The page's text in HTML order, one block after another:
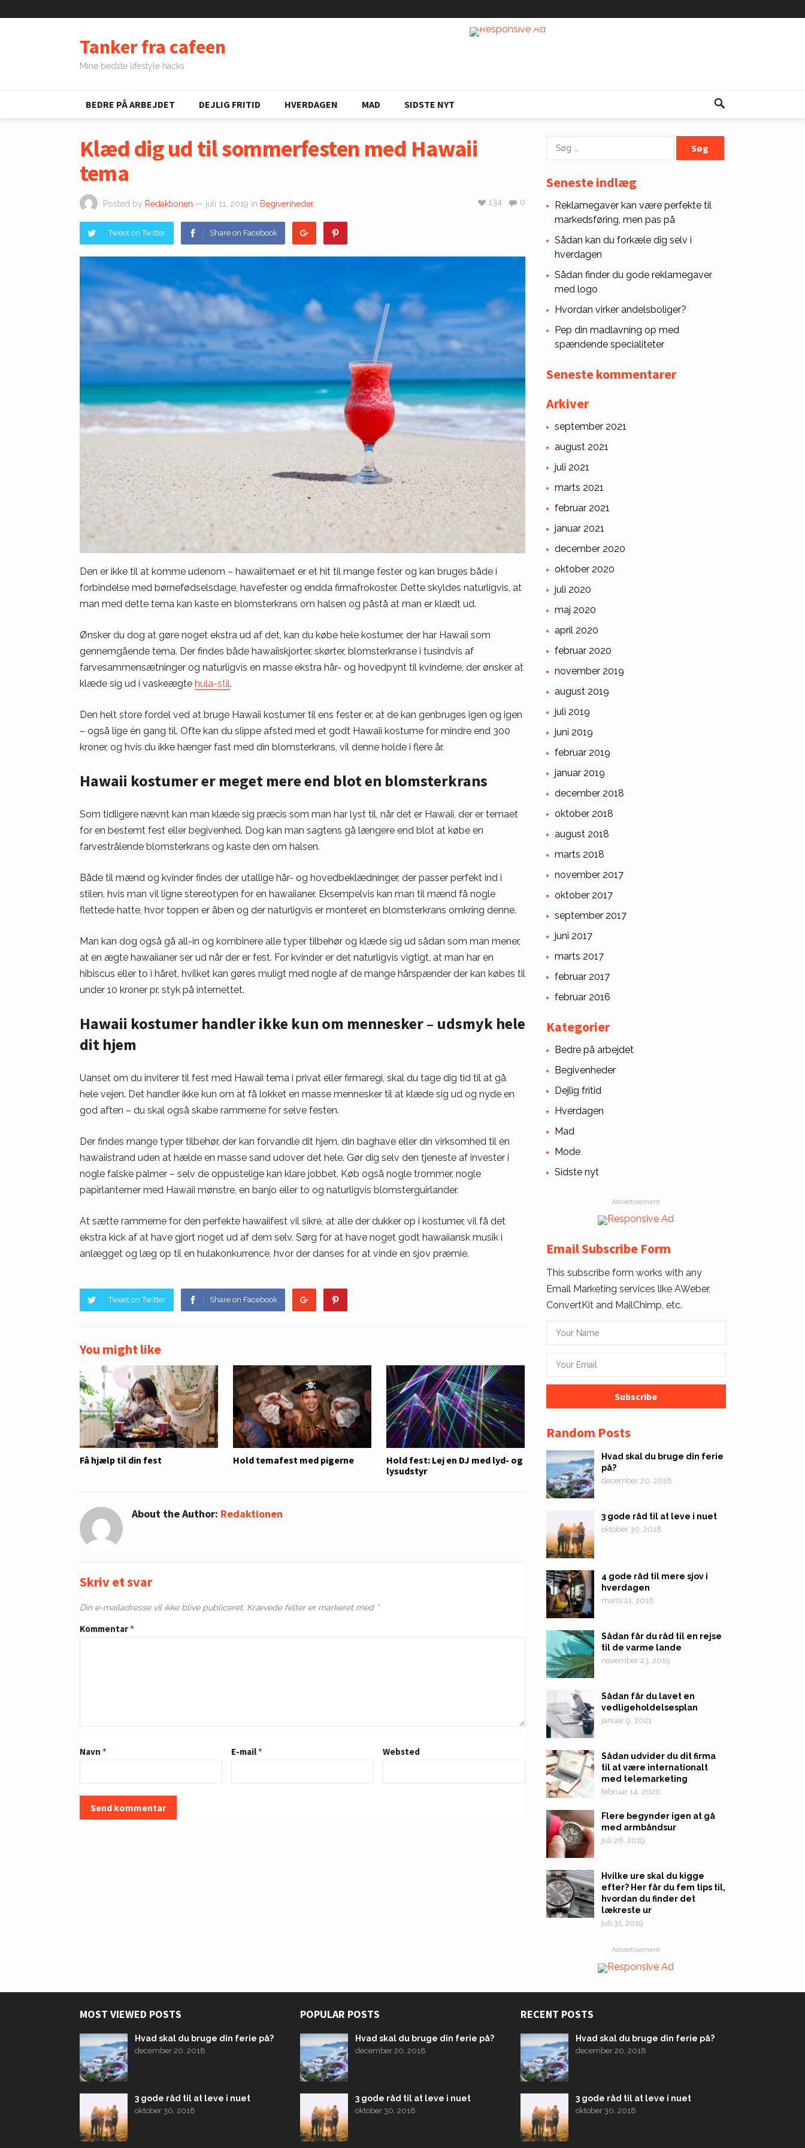
Tanker fra cafeen
Mine bedste lifestyle hacks
BEDRE PÅ ARBEJDET DEJLIG FRITID HVERDAGEN MAD SIDSTE NYT
Klæd dig ud til sommerfesten med Hawaii
tema
Posted by Redaktionen — juli 11, 2019 in Begivenheder 0
134
Tweet on Twitter Share on Facebook
Den er ikke til at komme udenom – hawaiitemaet er et hit til mange fester og kan bruges både i
forbindelse med børnefødselsdage, havefester og endda firmafrokoster. Dette skyldes naturligvis, at
man med dette tema kan kaste en blomsterkrans om halsen og påstå at man er klædt ud.
Ønsker du dog at gøre noget ekstra ud af det, kan du købe hele kostumer, der har Hawaii som
gennemgående tema. Der findes både hawaiiskjorter, skørter, blomsterkranse i tusindvis af
farvesammensætninger og naturligvis en masse ekstra hår- og hovedpynt til kvinderne, der ønsker at
klæde sig ud i vaskeægte hula-stil.
Den helt store fordel ved at bruge Hawaii kostumer til ens fester er, at de kan genbruges igen og igen
– også lige én gang til. Ofte kan du slippe afsted med et godt Hawaii kostume for mindre end 300
kroner, og hvis du ikke hænger fast med din blomsterkrans, vil denne holde i flere år.
Hawaii kostumer er meget mere end blot en blomsterkrans
Som tidligere nævnt kan man klæde sig præcis som man har lyst til, når det er Hawaii, der er temaet
for en bestemt fest eller begivenhed. Dog kan man sagtens gå længere end blot at købe en
farvestrålende blomsterkrans og kaste den om halsen.
Både til mænd og kvinder findes der utallige hår- og hovedbeklædninger, der passer perfekt ind i
stilen, hvis man vil ligne stereotypen for en hawaiianer. Eksempelvis kan man til mænd få nogle
flettede hatte, hvor toppen er åben og der naturligvis er monteret en blomsterkrans omkring denne.
Man kan dog også gå all-in og kombinere alle typer tilbehør og klæde sig ud sådan som man mener,
at en ægte hawaiianer ser ud når der er fest. For kvinder er det naturligvis vigtigt, at man har en
hibiscus eller to i håret, hvilket kan gøres muligt med nogle af de mange hårspænder der kan købes til
under 10 kroner pr. styk på internettet.
Hawaii kostumer handler ikke kun om mennesker – udsmyk hele
dit hjem
Uanset om du inviterer til fest med Hawaii tema i privat eller firmaregi, skal du tage dig tid til at gå
hele vejen. Det handler ikke kun om at få lokket en masse mennesker til at klæde sig ud og nyde en
god aften – du skal også skabe rammerne for selve festen.
Der findes mange typer tilbehør, der kan forvandle dit hjem, din baghave eller din virksomhed til en
hawaiistrand uden at hælde en masse sand udover det hele. Gør dig selv den tjeneste af invester i
nogle falske palmer – selv de oppustelige kan klare jobbet. Køb også nogle trommer, nogle
papirlanterner med Hawaii mønstre, en banjo eller to og naturligvis blomsterguirlander.
At sætte rammerne for den perfekte hawaiifest vil sikre, at alle der dukker op i kostumer, vil få det
ekstra kick af at have gjort noget ud af dem selv. Sørg for at have noget godt hawaiiansk musik i
anlægget og læg op til en hulakonkurrence, hvor der danses for at vinde en sjov præmie.
Tweet on Twitter Share on Facebook
You might like
Få hjælp til din fest Hold temafest med pigerne
Hold fest: Lej en DJ med lyd- og
lysudstyr
About the Author: Redaktionen
Skriv et svar
Din e-mailadresse vil ikke blive publiceret. Krævede felter er markeret med *
Kommentar*
Navn * E-mail* Websted
Søg
Seneste indlæg
Reklamegaver kan være perfekte til
markedsføring, men pas på
Sådan kan du forkæle dig selv i
hverdagen
Sådan finder du gode reklamegaver
med logo
Hvordan virker andelsboliger?
Pep din madlavning op med
spændende specialiteter
Seneste kommentarer
Arkiver
september 2021
august 2021
juli 2021
marts 2021
februar 2021
januar 2021
december 2020
oktober 2020
juli 2020
maj 2020
april 2020
februar 2020
november 2019
august 2019
juli 2019
juni 2019
februar 2019
januar 2019
december 2018
oktober 2018
august 2018
marts 2018
november 2017
oktober 2017
september 2017
juni 2017
marts 2017
februar 2017
februar 2016
Kategorier
Bedre på arbejdet
Begivenheder
Dejlig fritid
Hverdagen
Mad
Mode
Sidste nyt
Advertisement
Email Subscribe Form
This subscribe form works with any
Email Marketing services like AWeber,
ConvertKit and MailChimp, etc.
Random Posts
Hvad skal du bruge din ferie
på?
december 20, 2018
3 gode råd til at leve i nuet
oktober 30, 2018
4 gode råd til mere sjov i
hverdagen
marts 21, 2018
Sådan får du råd til en rejse
til de varme lande
november 23, 2019
Sådan får du lavet en
vedligeholdelsesplan
januar 9, 2021
Sådan udvider du dit firma
til at være internationalt
med telemarketing
februar 14, 2020
Flere begynder igen at gå
med armbåndsur
juli 26, 2019
Hvilke ure skal du kigge
efter? Her får du fem tips til,
hvordan du finder det
lækreste ur
juli 31, 2019
Advertisement
MOST VIEWED POSTS
Hvad skal du bruge din ferie på?
december 20, 2018
3 gode råd til at leve i nuet
oktober 30, 2018
POPULAR POSTS
Hvad skal du bruge din ferie på?
december 20, 2018
3 gode råd til at leve i nuet
oktober 30, 2018
RECENT POSTS
Hvad skal du bruge din ferie på?
december 20, 2018
3 gode råd til at leve i nuet
oktober 30, 2018